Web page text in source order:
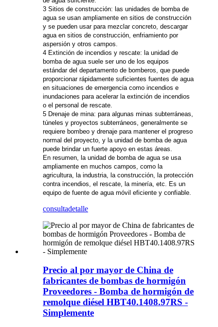
3 Sitios de construcción: las unidades de bomba de
agua se usan ampliamente en sitios de construcción
y se pueden usar para mezclar concreto, descargar
agua en sitios de construcción, enfriamiento por
aspersión y otros campos.
4 Extinción de incendios y rescate: la unidad de
bomba de agua suele ser uno de los equipos
estándar del departamento de bomberos, que puede
proporcionar rápidamente suficientes fuentes de agua
en situaciones de emergencia como incendios e
inundaciones para acelerar la extinción de incendios
o el personal de rescate.
5 Drenaje de mina: para algunas minas subterráneas,
túneles y proyectos subterráneos, generalmente se
requiere bombeo y drenaje para mantener el progreso
normal del proyecto, y la unidad de bomba de agua
puede brindar un fuerte apoyo en estas áreas.
En resumen, la unidad de bomba de agua se usa
ampliamente en muchos campos, como la
agricultura, la industria, la construcción, la protección
contra incendios, el rescate, la minería, etc. Es un
equipo de fuente de agua móvil eficiente y confiable.
consultadetalle
Precio al por mayor de China de
fabricantes de bombas de hormigón
Proveedores - Bomba de hormigón de
remolque diésel HBT40.1408.97RS -
Simplemente